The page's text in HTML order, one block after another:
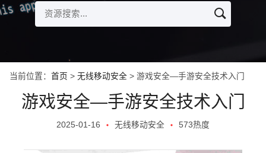
当前位置： 首页 > 无线移动安全> 游戏安全—手游安全技术入门
游戏安全—手游安全技术入门
2025-01-16 无线移动安全 573热度